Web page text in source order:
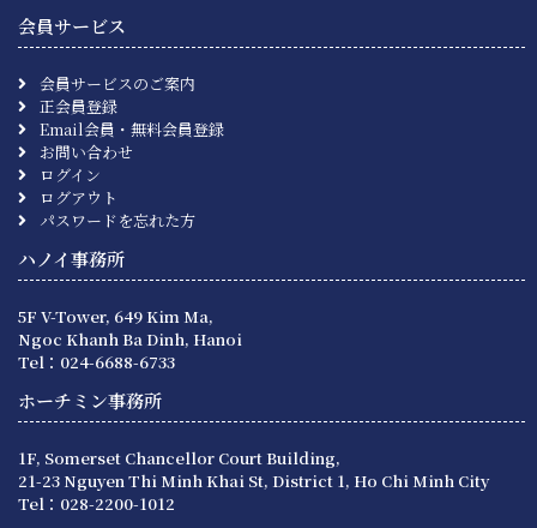
会員サービス
会員サービスのご案内
正会員登録
Email会員・無料会員登録
お問い合わせ
ログイン
ログアウト
パスワードを忘れた方
ハノイ事務所
5F V-Tower, 649 Kim Ma,
Ngoc Khanh Ba Dinh, Hanoi
Tel：024-6688-6733
ホーチミン事務所
1F, Somerset Chancellor Court Building,
21-23 Nguyen Thi Minh Khai St, District 1, Ho Chi Minh City
Tel：028-2200-1012